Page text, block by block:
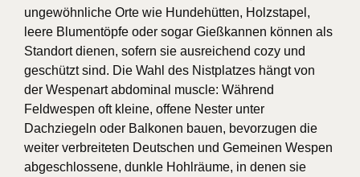
ungewöhnliche Orte wie Hundehütten, Holzstapel,
leere Blumentöpfe oder sogar Gießkannen können als
Standort dienen, sofern sie ausreichend cozy und
geschützt sind. Die Wahl des Nistplatzes hängt von
der Wespenart abdominal muscle: Während
Feldwespen oft kleine, offene Nester unter
Dachziegeln oder Balkonen bauen, bevorzugen die
weiter verbreiteten Deutschen und Gemeinen Wespen
abgeschlossene, dunkle Hohlräume, in denen sie